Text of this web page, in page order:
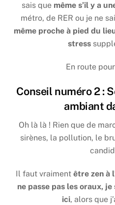
sais que même s’il y a
métro, de RER ou je ne
même proche à pied du
stress
En route
Conseil numéro 2 :
ambiant
Oh là là ! Rien que de
sirènes, la pollution, le
Il faut vraiment être zen à
ne passe pas les oraux,
ici, alors que